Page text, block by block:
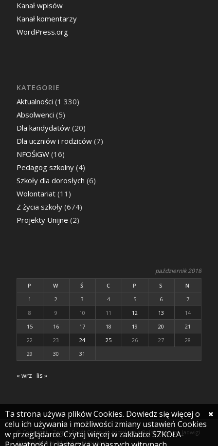
Kanał wpisów
Kanał komentarzy
WordPress.org
KATEGORIE
Aktualności (1 330)
Absolwenci (5)
Dla kandydatów(20)
Dla uczniów i rodziców(7)
NFOŚiGW(16)
Pedagog szkolny(4)
Szkoły dla dorosłych (6)
Wolontariat(11)
Z życia szkoły(674)
Projekty Unijne (2)
październik 2018
P W Ś C P S
N
1
2 3 4 5 6
7
8
9 10 11 12 13
14
15
16 17 18 19 20
21
22
23 24 25 26 27
28
29
30 31
« wrz lis »
© Copyright - Zespół Szkół Centrum Kształcenia Rolniczego im. Jadwigi
Dziubińskiej w Zduńskiej Dąbrowie
Ta strona używa plików Cookies. Dowiedz się więcej o
celu ich używania i możliwości zmiany ustawień Cookies
w przeglądarce. Czytaj więcej w zakładce SZKOŁA-